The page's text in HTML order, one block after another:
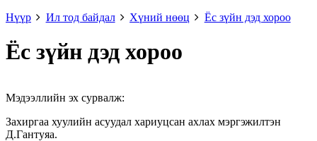
Нүүр
Ил тод байдал Хүний нөөц Ёс зүйн дэд хороо
Ёс зүйн дэд хороо
Мэдээллийн эх сурвалж:
Захиргаа хуулийн асуудал хариуцсан ахлах мэргэжилтэн
Д.Гантуяа.